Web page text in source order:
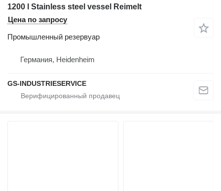
1200 l Stainless steel vessel Reimelt
Цена по запросу
Промышленный резервуар
Германия, Heidenheim
GS-INDUSTRIESERVICE